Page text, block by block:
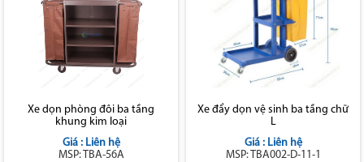
Xe dọn phòng đôi ba tầng
khung kim loại
Giá : Liên hệ
MSP: TBA-56A
Xe đẩy dọn vệ sinh ba tầng chữ
L
Giá : Liên hệ
MSP: TBA002-D-11-1